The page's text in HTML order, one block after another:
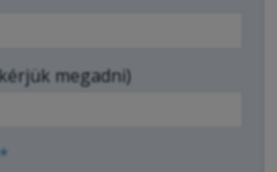
megadni)
*